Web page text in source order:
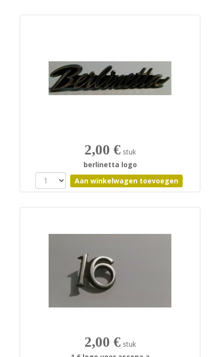
2,00 € stuk
berlinetta logo
2,00 € stuk